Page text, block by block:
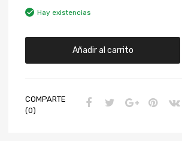
Hay existencias
Añadir al carrito
COMPARTE
(0)